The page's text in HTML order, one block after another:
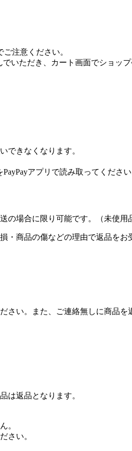
注意ください。
いただき、カート画面でショッ
できなくなります。
アプリで読み取ってください
場合に限り可能です。（未使用
商品の傷などの理由で返品をお
い。また、ご連絡無しに商品を
は返品となります。
。
さい。